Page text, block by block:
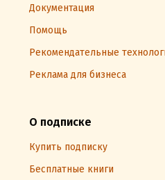
Документация
Помощь
Рекомендательные
Реклама для бизнеса
О подписке
Купить подписку
Бесплатные книги